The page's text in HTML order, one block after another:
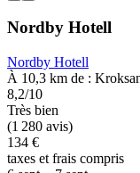
Nordby Hotell
Nordby Hotell
À 10,3 km de :
8,2/10
Très bien
(1 280 avis)
134 €
taxes et frais compris